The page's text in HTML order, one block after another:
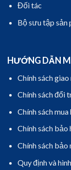
Đối tác
Bộ sưu tập sản
HƯỚNG DẪN
Chính sách giao
Chính sách đổi
Chính sách mua
Chính sách bảo
Chính sách
Quy định và